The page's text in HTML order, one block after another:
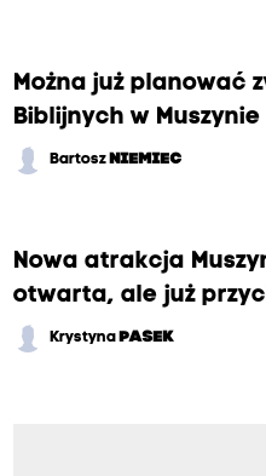
Można już planować
Biblijnych w Muszynie
Bartosz NIEMIEC
Nowa atrakcja
otwarta, ale już
Krystyna PASEK